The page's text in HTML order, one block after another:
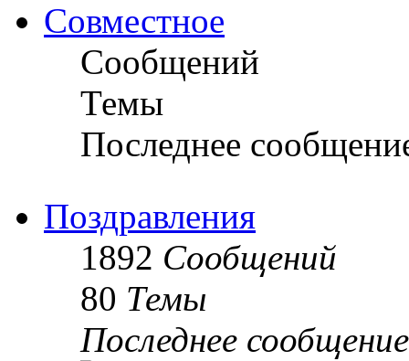
Совместное
Сообщений
Темы
Последнее
Поздравления
1892 Сообщений
80 Темы
Последнее сообщение